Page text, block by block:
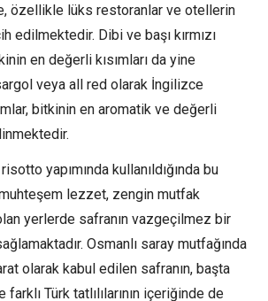
özellikle lüks restoranlar ve otellerin
edilmektedir. Dibi ve başı kırmızı
en değerli kısımları da yine
veya all red olarak İngilizce
bitkinin en aromatik ve değerli
yapımında kullanıldığında bu
lezzet, zengin mutfak
yerlerde safranın vazgeçilmez bir
Osmanlı saray mutfağında
olarak kabul edilen safranın, başta
Türk tatlılılarının içeriğinde de